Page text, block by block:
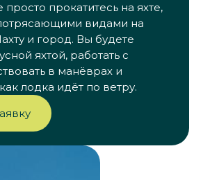
просто прокатитесь на яхте,
видами на
и город. Вы будете
яхтой, работать с
в манёврах и
лодка идёт по ветру.